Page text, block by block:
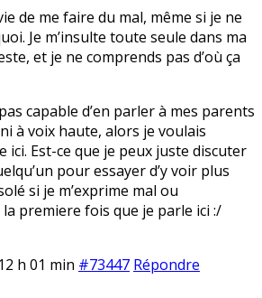
de me faire du mal, même si je ne
Je m’insulte toute seule dans ma
et je ne comprends pas d’où ça
capable d’en parler à mes parents
à voix haute, alors je voulais
ici. Est-ce que je peux juste discuter
pour essayer d’y voir plus
si je m’exprime mal ou
premiere fois que je parle ici :/
h 01 min #73447 Répondre